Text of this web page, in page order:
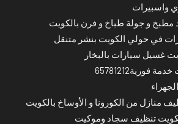
واسبيرات
مطبخ و جولة طباخ و فرن بالكويت
في حولي الكويت بنشر متنقل
غسيل سيارات بالبخار
فورية65781212
منازل من الكورونا و الأوساخ بالكويت
تنظيف سجاد وموكيت